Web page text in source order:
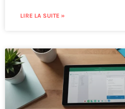
LIRE LA SUITE »